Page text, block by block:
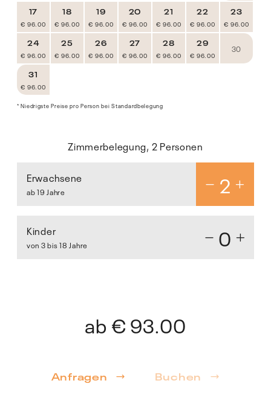
17
€ 96.00
18
€ 96.00
19
€ 96.00
20
€ 96.00
21
€ 96.00
22
€ 96.00
23
€ 96.00
24
€ 96.00
25
€ 96.00
26
€ 96.00
27
€ 96.00
28
€ 96.00
29
€ 96.00
30
31
€ 96.00
* Niedrigste Preise pro Person bei Standardbelegung
Zimmerbelegung, 2 Personen
Erwachsene
ab 19 Jahre 2
Kinder
von 3 bis 18 Jahre 0
ab € 93.00
Anfragen Buchen